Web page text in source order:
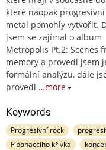
které naopak progresivní
metal pomohly vytvořit.
jsem se zajímal o album
Metropolis Pt.2: Scenes
memory a provedl jsem
formální analýzu, dále
provedl …more
Keywords
Progresivní rock
Fibonacciho křivka